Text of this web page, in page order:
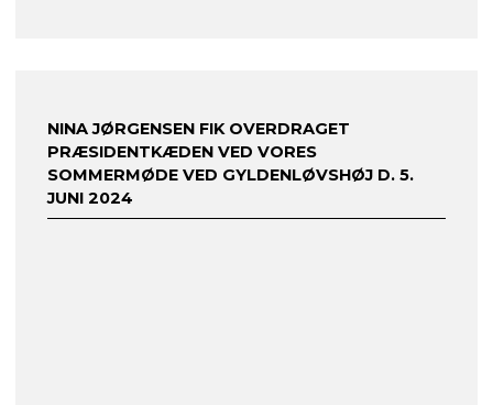
NINA JØRGENSEN FIK OVERDRAGET
PRÆSIDENTKÆDEN VED VORES
SOMMERMØDE VED GYLDENLØVSHØJ D. 5.
JUNI 2024